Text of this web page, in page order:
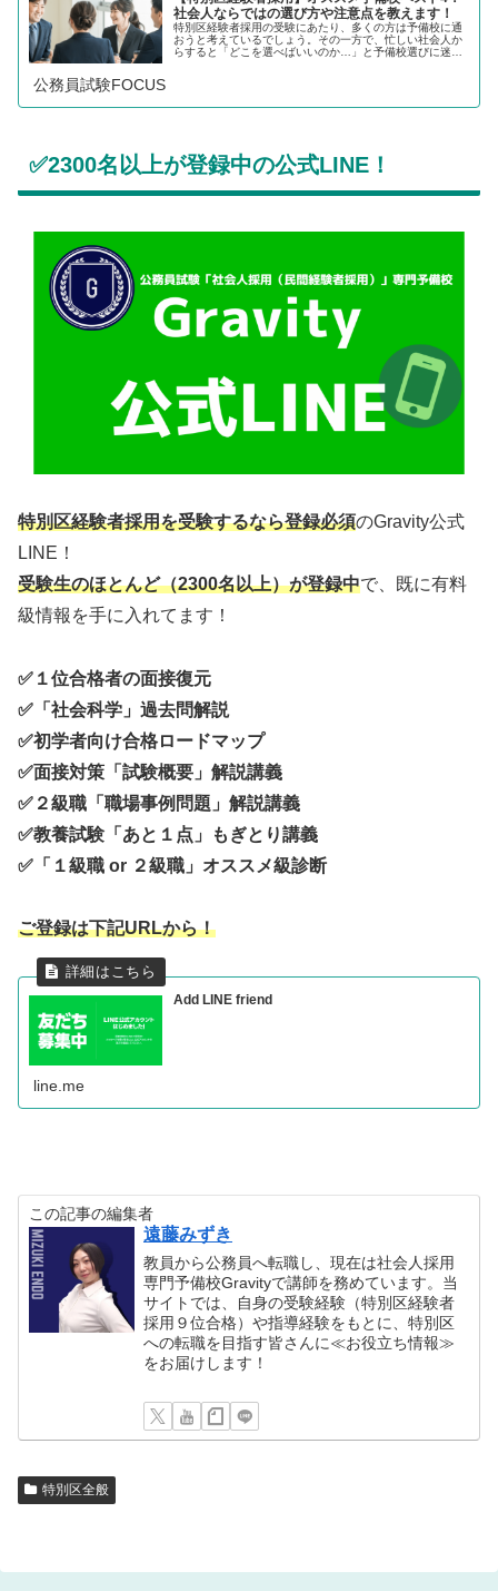
社会人ならではの選び方や注意点を教えます！
特別区経験者採用の受験にあたり、多くの方は予備校に通
おうと考えているでしょう。その一方で、忙しい社会人か
らすると「どこを選べばいいのか…」と予備校選びに迷う
公務員試験FOCUS
✅2300名以上が登録中の公式LINE！
特別区経験者採用を受験するなら登録必須のGravity公式
LINE！
受験生のほとんど（2300名以上）が登録中で、既に有料
級情報を手に入れてます！
✅１位合格者の面接復元
✅「社会科学」過去問解説
✅初学者向け合格ロードマップ
✅面接対策「試験概要」解説講義
✅２級職「職場事例問題」解説講義
✅教養試験「あと１点」もぎとり講義
✅「１級職 or ２級職」オススメ級診断
ご登録は下記URLから！
Add LINE friend
line.me
この記事の編集者
遠藤みずき
教員から公務員へ転職し、現在は社会人採用
専門予備校Gravityで講師を務めています。当
サイトでは、自身の受験経験（特別区経験者
採用９位合格）や指導経験をもとに、特別区
への転職を目指す皆さんに≪お役立ち情報≫
をお届けします！
特別区全般